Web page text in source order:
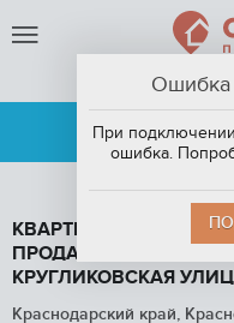
АРЕНДА
КВАРТИРА СТУДИЯ,
ПРОДАЖУ В
КРУГЛИКОВСКАЯ
Краснодарский край,
Ошибка
При
ошибка.